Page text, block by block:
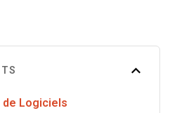
de Logiciels